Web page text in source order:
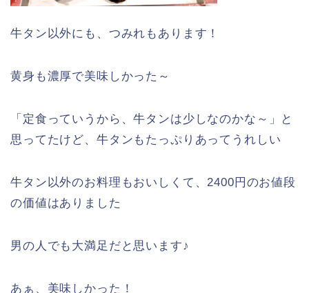
牛タン以外にも、つみれもあります！
黄身も濃厚で美味しかった～
「定食っていうから、牛タンは少しなのかな～」と
思ってたけど、牛タンもたっぷりあってうれしい
牛タン以外のお料理もおいしくて、2400円のお値段
の価値はありました
男の人でも大満足だと思います♪
あぁ、美味しかった！